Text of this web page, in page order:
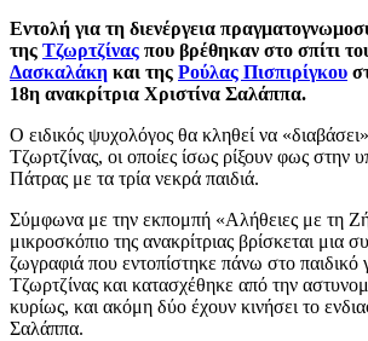
Εντολή για τη διενέργεια
της Τζωρτζίνας που βρέθηκαν στο σπίτι
Δασκαλάκη και της Ρούλας Πισπιρίγκου
18η ανακρίτρια Χριστίνα Σαλάππα.
Ο ειδικός ψυχολόγος θα κληθεί να
Τζωρτζίνας, οι οποίες ίσως ρίξουν φως στην
Πάτρας με τα τρία νεκρά παιδιά.
Σύμφωνα με την εκπομπή «Αλήθειες με τη
μικροσκόπιο της ανακρίτριας βρίσκεται μια
ζωγραφιά που εντοπίστηκε πάνω στο παιδικό
Τζωρτζίνας και κατασχέθηκε από την
κυρίως, και ακόμη δύο έχουν κινήσει το
Σαλάππα.